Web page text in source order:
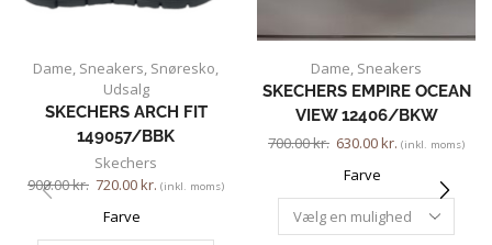
Dame Sneakers Snøresko
Udsalg
SKECHERS ARCH FIT
149057/BBK
Skechers
900.00kr. 720.00kr. (inkl. moms)
Farve
Dame Sneakers
SKECHERS EMPIRE OCEAN
VIEW 12406/BKW
700.00kr. 630.00kr. (inkl. moms)
Farve